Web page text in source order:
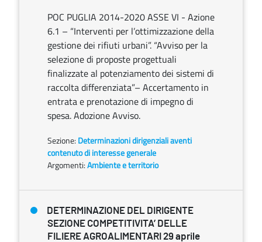
POC PUGLIA 2014-2020 ASSE VI - Azione
6.1 – “Interventi per l’ottimizzazione della
gestione dei rifiuti urbani”. “Avviso per la
selezione di proposte progettuali
finalizzate al potenziamento dei sistemi di
raccolta differenziata”– Accertamento in
entrata e prenotazione di impegno di
spesa. Adozione Avviso.
Sezione: Determinazioni dirigenziali aventi
contenuto di interesse generale
Argomenti:Ambiente e territorio
DETERMINAZIONE DEL DIRIGENTE
SEZIONE COMPETITIVITA’ DELLE
FILIERE AGROALIMENTARI 29 aprile